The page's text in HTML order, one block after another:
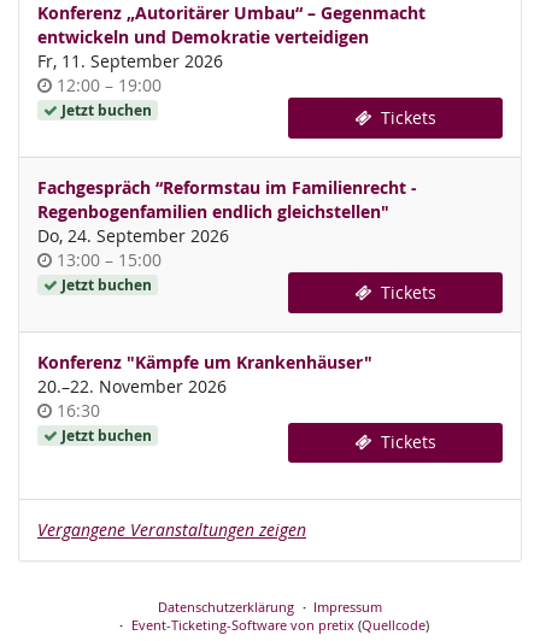
Konferenz „Autoritärer Umbau“ – Gegenmacht
entwickeln und Demokratie verteidigen
Fr, 11. September 2026
Uhrzeit
12:00 –bis
19:00
Jetzt buchen Tickets
Fachgespräch “Reformstau im Familienrecht -
Regenbogenfamilien endlich gleichstellen"
Do, 24. September 2026
Uhrzeit
13:00 –bis
15:00
Jetzt buchen Tickets
Konferenz "Kämpfe um Krankenhäuser"
20.–bis
22. November 2026
Uhrzeit
16:30
Jetzt buchen Tickets
Vergangene Veranstaltungen zeigen
Datenschutzerklärung
Impressum
Event-Ticketing-Software von pretix(Quellcode)